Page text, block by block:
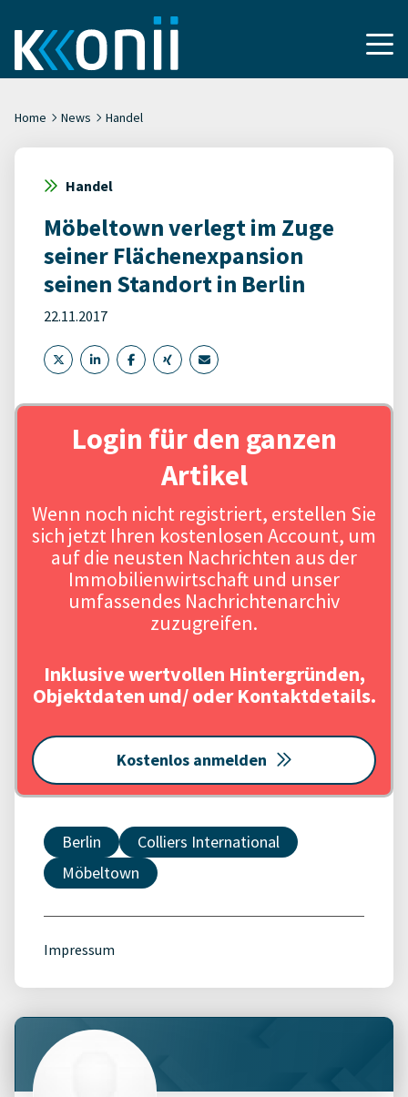
Home News Handel
Handel
Möbeltown verlegt im Zuge
seiner Flächenexpansion
seinen Standort in Berlin
22.11.2017
Login für den ganzen
Artikel
Wenn noch nicht registriert, erstellen Sie
sich jetzt Ihren kostenlosen Account, um
auf die neusten Nachrichten aus der
Immobilienwirtschaft und unser
umfassendes Nachrichtenarchiv
zuzugreifen.
Inklusive wertvollen Hintergründen,
Objektdaten und/ oder Kontaktdetails.
Kostenlos anmelden
Berlin
Colliers International
Möbeltown
Impressum